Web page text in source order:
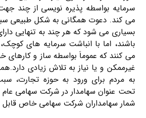
سرمایه بواسطه پذیره نویسی از چند
می کند. دعوت همگانی به شکل طبیعی
بسیاری می شود که هر چند به تنهایی
باشند، اما با انباشت سرمایه های
می کنند که عموماَ بواسطه ساز و کارهای
غیرممکن و یا نیاز به تلاش زیادی
به مردم برای ورود به حوزه
تحت عنوان سهامدار در شرکت سهامی عام
شمار سهامداران شرکت سهامی خاص قابل